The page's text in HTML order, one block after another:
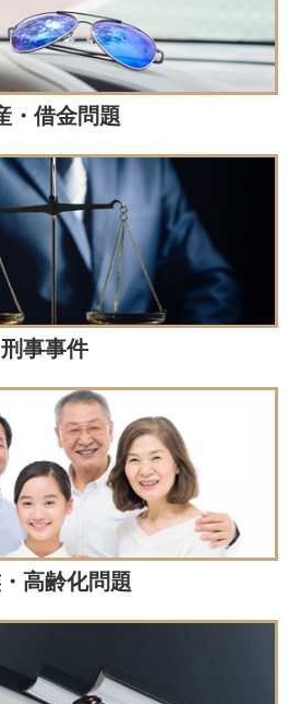
・借金問題
刑事事件
高齢化問題